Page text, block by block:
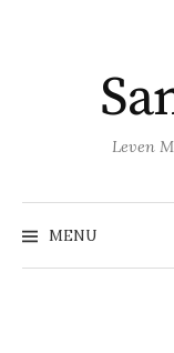
Leven
MENU